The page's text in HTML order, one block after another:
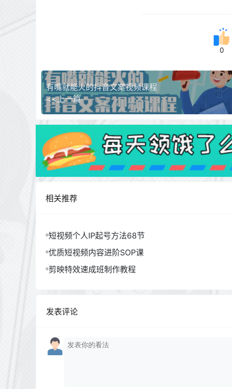
0
有嘴就能火的抖音文案视频课程
<<上一篇
相关推荐
短视频个人IP起号方法68节
优质短视频内容进阶SOP课
剪映特效速成班制作教程
发表评论